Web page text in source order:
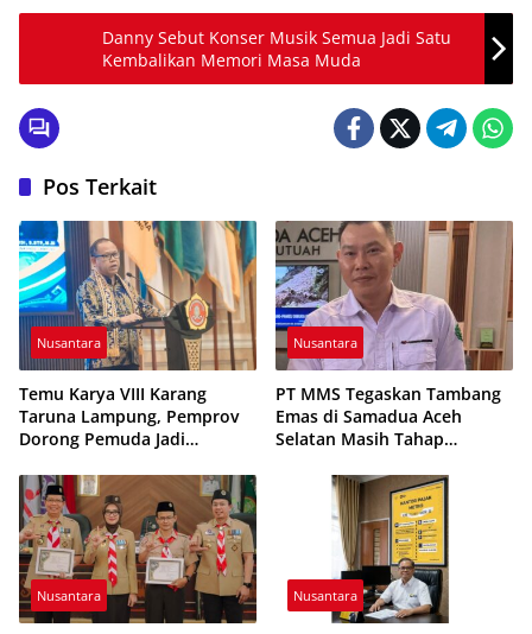
Danny Sebut Konser Musik Semua Jadi Satu
Kembalikan Memori Masa Muda
Pos Terkait
Nusantara
Temu Karya VIII Karang
Taruna Lampung, Pemprov
Dorong Pemuda Jadi
Nusantara
PT MMS Tegaskan Tambang
Emas di Samadua Aceh
Selatan Masih Tahap
Nusantara Nusantara